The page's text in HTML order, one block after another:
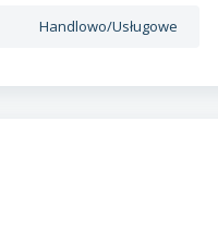
Handlowo/Usługowe